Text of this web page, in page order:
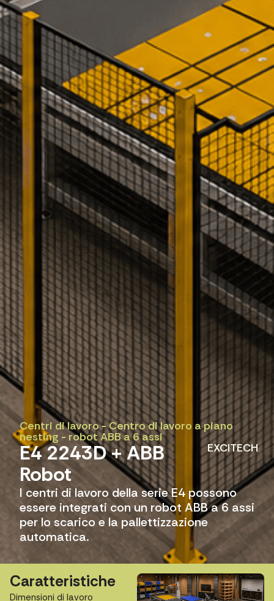
Centri di lavoro-Centro di lavoro a piano
nesting - robot ABB a 6 assi
E4 2243D + ABB
Robot
EXCITECH
I centri di lavoro della serie E4 possono
essere integrati con un robot ABB a 6 assi
per lo scarico e la pallettizzazione
automatica.
Caratteristiche
Dimensioni di lavoro